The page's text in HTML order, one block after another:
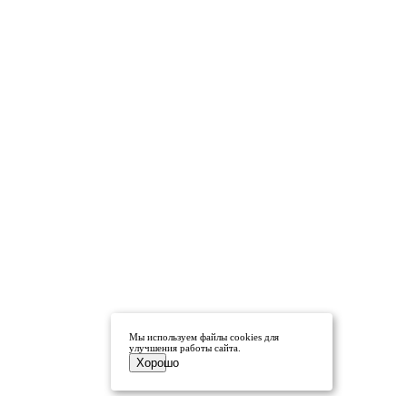
Мы используем файлы cookies для
улучшения работы сайта.
Хорошо